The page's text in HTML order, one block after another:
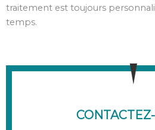
traitement est toujours
temps.